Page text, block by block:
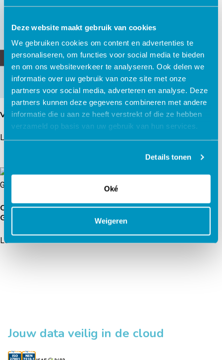
Deze website maakt gebruik van cookies
We gebruiken cookies om content en advertenties te
personaliseren, om functies voor social media te bieden
en om ons websiteverkeer te analyseren. Ook delen we
informatie over uw gebruik van onze site met onze
partners voor social media, adverteren en analyse. Deze
partners kunnen deze gegevens combineren met andere
informatie die u aan ze heeft verstrekt of die ze hebben
verzameld op basis van uw gebruik van hun services.
Details tonen
Oké
Weigeren
Verander je alcoholgebruik
Lees verder
Lees verder
Oudertraining
Gedragsproblemen ASS
Lees verder
Lees verder
Jouw data veilig in de cloud